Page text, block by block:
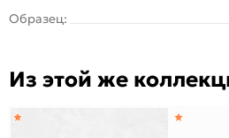
Вес 1 штуки, кг:
Материал:
Область применения:
Образец:
Из этой же